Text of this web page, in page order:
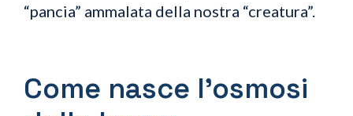
“pancia” ammalata della nostra “creatura”.
Come nasce l’osmosi